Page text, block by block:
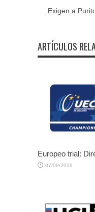
Exigen a
ARTÍCULOS
Europeo trial:
07/08/2026